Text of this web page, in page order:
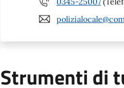
Strumenti di